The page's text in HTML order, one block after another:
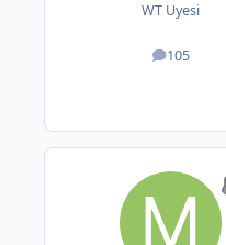
WT Uyesi
105
posts